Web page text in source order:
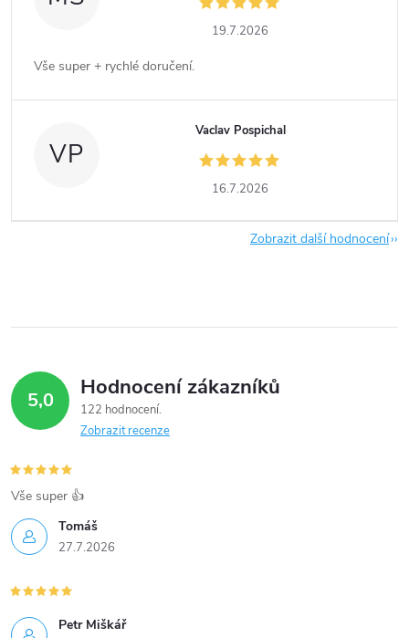
19.7.2026
Vše super + rychlé doručení.
VP
Vaclav Pospichal
16.7.2026
Zobrazit další hodnocení
5,0 Hodnocení zákazníků
122 hodnocení
Zobrazit recenze
Tomáš
27.7.2026
Vše super 👍
Petr Miškář